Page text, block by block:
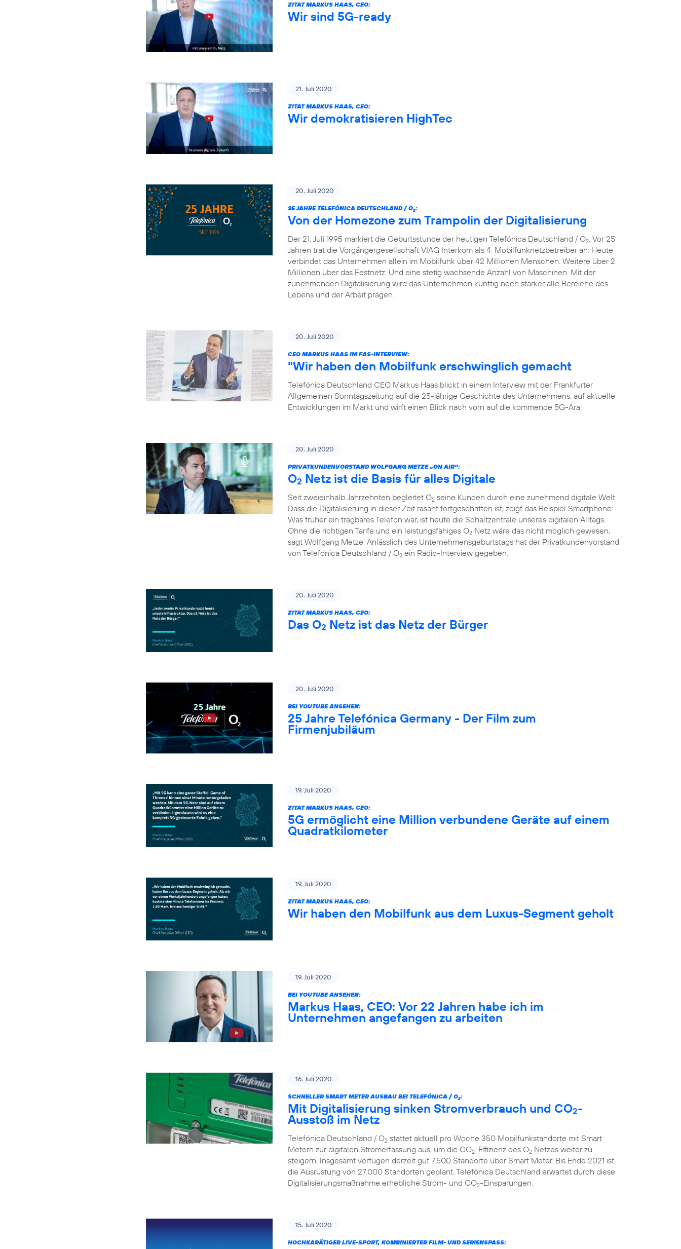
ZITAT MARKUS HAAS, CEO:
Wir sind 5G-ready
21. Juli 2020
ZITAT MARKUS HAAS, CEO:
Wir demokratisieren HighTec
20. Juli 2020
25 JAHRE TELEFÓNICA DEUTSCHLAND / O2:
Von der Homezone zum Trampolin der Digitalisierung
Der 21. Juli 1995 markiert die Geburtsstunde der heutigen Telefónica Deutschland / O2 . Vor 25
Jahren trat die Vorgängergesellschaft VIAG Interkom als 4. Mobilfunknetzbetreiber an. Heute
verbindet das Unternehmen allein im Mobilfunk über 42 Millionen Menschen. Weitere über 2
Millionen über das Festnetz. Und eine stetig wachsende Anzahl von Maschinen. Mit der
zunehmenden Digitalisierung wird das Unternehmen künftig noch stärker alle Bereiche des
Lebens und der Arbeit prägen.
20. Juli 2020
CEO MARKUS HAAS IM FAS-INTERVIEW:
"Wir haben den Mobilfunk erschwinglich gemacht
Telefónica Deutschland CEO Markus Haas blickt in einem Interview mit der Frankfurter
Allgemeinen Sonntagszeitung auf die 25-jährige Geschichte des Unternehmens, auf aktuelle
Entwicklungen im Markt und wirft einen Blick nach vorn auf die kommende 5G-Ära.
20. Juli 2020
PRIVATKUNDENVORSTAND WOLFGANG METZE „ON AIR“:
O2 Netz ist die Basis für alles Digitale
Seit zweieinhalb Jahrzehnten begleitet O2 seine Kunden durch eine zunehmend digitale Welt.
Dass die Digitalisierung in dieser Zeit rasant fortgeschritten ist, zeigt das Beispiel Smartphone:
Was früher ein tragbares Telefon war, ist heute die Schaltzentrale unseres digitalen Alltags.
Ohne die richtigen Tarife und ein leistungsfähiges O2 Netz wäre das nicht möglich gewesen,
sagt Wolfgang Metze. Anlässlich des Unternehmensgeburtstags hat der Privatkundenvorstand
von Telefónica Deutschland / O2 ein Radio-Interview gegeben.
20. Juli 2020
ZITAT MARKUS HAAS, CEO:
Das O2 Netz ist das Netz der Bürger
20. Juli 2020
BEI YOUTUBE ANSEHEN:
25 Jahre Telefónica Germany - Der Film zum
Firmenjubiläum
19. Juli 2020
ZITAT MARKUS HAAS, CEO:
5G ermöglicht eine Million verbundene Geräte auf einem
Quadratkilometer
19. Juli 2020
ZITAT MARKUS HAAS, CEO:
Wir haben den Mobilfunk aus dem Luxus-Segment geholt
19. Juli 2020
BEI YOUTUBE ANSEHEN:
Markus Haas, CEO: Vor 22 Jahren habe ich im
Unternehmen angefangen zu arbeiten
16. Juli 2020
SCHNELLER SMART METER AUSBAU BEI TELEFÓNICA / O2:
Mit Digitalisierung sinken Stromverbrauch und CO2-
Ausstoß im Netz
Telefónica Deutschland / O2 stattet aktuell pro Woche 350 Mobilfunkstandorte mit Smart
Metern zur digitalen Stromerfassung aus, um die CO2-Effizienz des O2 Netzes weiter zu
steigern. Insgesamt verfügen derzeit gut 7.500 Standorte über Smart Meter. Bis Ende 2021 ist
die Ausrüstung von 27.000 Standorten geplant. Telefónica Deutschland erwartet durch diese
Digitalisierungsmaßnahme erhebliche Strom- und CO2-Einsparungen.
15. Juli 2020
HOCHKARÄTIGER LIVE-SPORT, KOMBINIERTER FILM- UND SERIENSPASS: